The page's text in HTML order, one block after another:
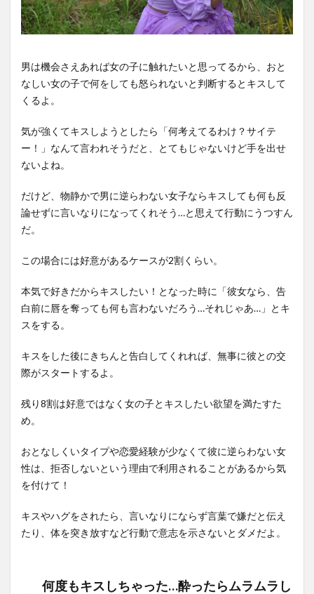
男は機会さえあれば女の子に触れたいと思ってるから、おと
なしい女の子で何をしても怒られないと判断するとキスして
くるよ。
気が強くてキスしようとしたら「何考えてるわけ？サイテ
ー！」なんて言われそうだと、とてもじゃないけど手を出せ
ないよね。
だけど、物静かで男に逆らわない女子ならキスしても何も反
論せずに言いなりになってくれそう…と思えて行動にうつすん
だ。
この場合には好意があるケースが2割くらい。
本気で好きだからキスしたい！となった時に「彼女なら、告
白前に唇を奪っても何も言わないだろう…それじゃあ…」とキ
スをする。
キスをした後にきちんと告白してくれれば、無事に彼との交
際がスタートするよ。
残り8割は好意ではなく女の子とキスしたい欲望を満たすた
め。
おとなしくいタイプや恋愛経験が少なくて彼に逆らわない女
性は、拒否しないという理由で利用されることがあるから気
を付けて！
キスやハグをされたら、言いなりにならず言葉で嫌だと伝え
たり、体を突き放すなど行動で意志を示さないとダメだよ。
何度もキスしちゃった…酔ったらムラムラし